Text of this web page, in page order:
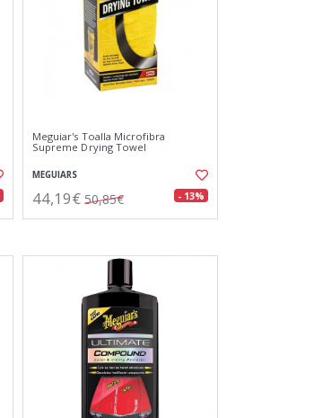
Meguiar's Toalla Microfibra
Supreme Drying Towel
MEGUIARS
44,19€ 50,85€ - 13%